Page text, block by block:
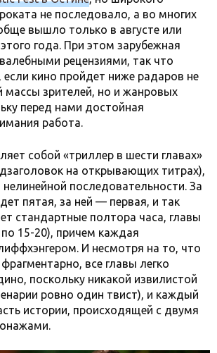
не последовало, а во многих
вышло только в августе или
года. При этом зарубежная
рецензиями, так что
кино пройдет ниже радаров не
массы зрителей, но и жанровых
перед нами достойная
работа.
собой «триллер в шести главах»
на открывающих титрах),
последовательности. За
пятая, за ней — первая, и так
стандартные полтора часа, главы
15-20), причем каждая
И несмотря на то, что
все главы легко
поскольку никакой извилистой
ровно один твист), и каждый
истории, происходящей с двумя